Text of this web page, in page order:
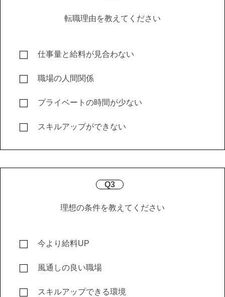
転職理由を教えてください
仕事量と給料が見合わない
職場の人間関係
プライベートの時間が少ない
スキルアップができない
Q3
理想の条件を教えてください
今より給料UP
風通しの良い職場
スキルアップできる環境